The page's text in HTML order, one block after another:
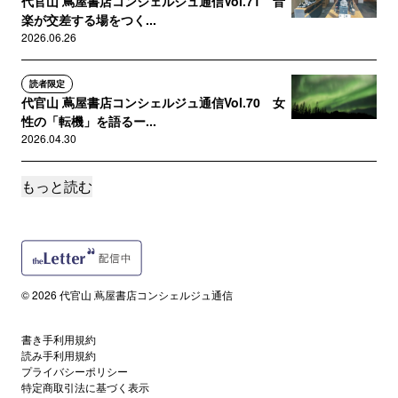
楽が交差する場をつく...
2026.06.26
読者限定
代官山 蔦屋書店コンシェルジュ通信Vol.70 女
性の「転機」を語るー...
2026.04.30
読者限定
2026.04.13
代官山 蔦屋書店コンシェルジュ通信Vol.68
2026.04.03
読者限定
もっと読む
© 2026 代官山 蔦屋書店コンシェルジュ通信
書き手利用規約
読み手利用規約
プライバシーポリシー
特定商取引法に基づく表示